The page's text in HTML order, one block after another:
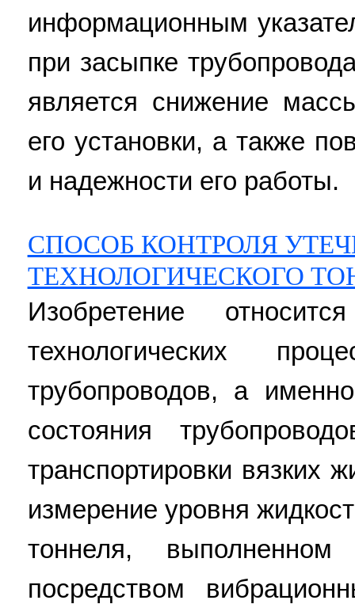
информационным
при засыпке
является снижение
его установки, а также
и надежности его работы.
СПОСОБ КОНТРОЛЯ
ТЕХНОЛОГИЧЕСКОГО
Изобретение
технологических
трубопроводов, а
состояния
транспортировки вязких
измерение уровня
тоннеля,
посредством